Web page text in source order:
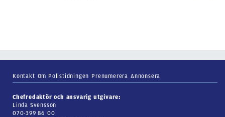
Kontakt Om Polistidningen Prenumerera Annonsera
Chefredaktör och ansvarig utgivare:
Linda Svensson
070-399 86 00